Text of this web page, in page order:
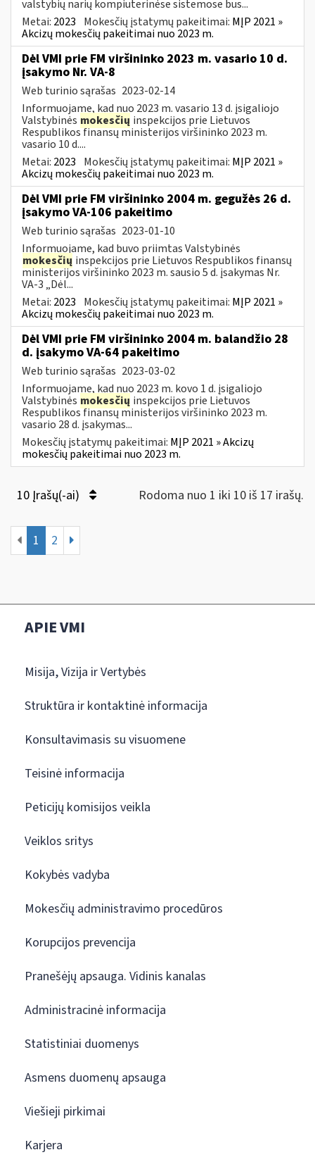
valstybių narių kompiuterinėse sistemose bus...
Metai: 2023 Mokesčių įstatymų pakeitimai: MĮP 2021 »
Akcizų mokesčių pakeitimai nuo 2023 m.
Dėl VMI prie FM viršininko 2023 m. vasario 10 d.
įsakymo Nr. VA-8
Web turinio sąrašas 2023-02-14
Informuojame, kad nuo 2023 m. vasario 13 d. įsigaliojo
Valstybinės mokesčių inspekcijos prie Lietuvos
Respublikos finansų ministerijos viršininko 2023 m.
vasario 10 d....
Metai: 2023 Mokesčių įstatymų pakeitimai: MĮP 2021 »
Akcizų mokesčių pakeitimai nuo 2023 m.
Dėl VMI prie FM viršininko 2004 m. gegužės 26 d.
įsakymo VA-106 pakeitimo
Web turinio sąrašas 2023-01-10
Informuojame, kad buvo priimtas Valstybinės
mokesčių inspekcijos prie Lietuvos Respublikos finansų
ministerijos viršininko 2023 m. sausio 5 d. įsakymas Nr.
VA-3 „Dėl...
Metai: 2023 Mokesčių įstatymų pakeitimai: MĮP 2021 »
Akcizų mokesčių pakeitimai nuo 2023 m.
Dėl VMI prie FM viršininko 2004 m. balandžio 28
d. įsakymo VA-64 pakeitimo
Web turinio sąrašas 2023-03-02
Informuojame, kad nuo 2023 m. kovo 1 d. įsigaliojo
Valstybinės mokesčių inspekcijos prie Lietuvos
Respublikos finansų ministerijos viršininko 2023 m.
vasario 28 d. įsakymas...
Mokesčių įstatymų pakeitimai: MĮP 2021 » Akcizų
mokesčių pakeitimai nuo 2023 m.
10 Įrašų(-ai) Rodoma nuo 1 iki 10 iš 17 irašų.
1 2
APIE VMI
Misija, Vizija ir Vertybės
Struktūra ir kontaktinė informacija
Konsultavimasis su visuomene
Teisinė informacija
Peticijų komisijos veikla
Veiklos sritys
Kokybės vadyba
Mokesčių administravimo procedūros
Korupcijos prevencija
Pranešėjų apsauga. Vidinis kanalas
Administracinė informacija
Statistiniai duomenys
Asmens duomenų apsauga
Viešieji pirkimai
Karjera